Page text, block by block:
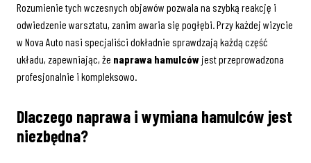
Rozumienie tych wczesnych objawów pozwala na szybką reakcję i
odwiedzenie warsztatu, zanim awaria się pogłębi. Przy każdej wizycie
w Nova Auto nasi specjaliści dokładnie sprawdzają każdą część
układu, zapewniając, że naprawa hamulców jest przeprowadzona
profesjonalnie i kompleksowo.
Dlaczego naprawa i wymiana hamulców jest
niezbędna?